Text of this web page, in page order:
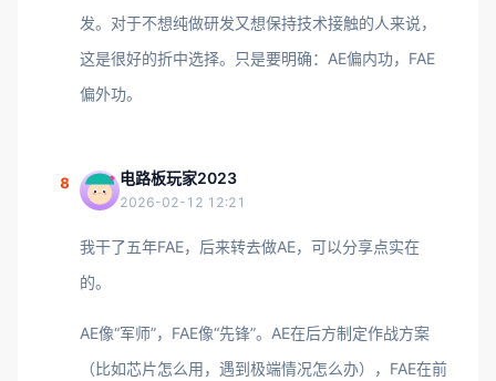
发。对于不想纯做研发又想保持技术接触的人来说，
这是很好的折中选择。只是要明确：AE偏内功，FAE
偏外功。
8 电路板玩家2023
2026-02-12 12:21
我干了五年FAE，后来转去做AE，可以分享点实在
的。
AE像“军师”，FAE像“先锋”。AE在后方制定作战方案
（比如芯片怎么用，遇到极端情况怎么办），FAE在前